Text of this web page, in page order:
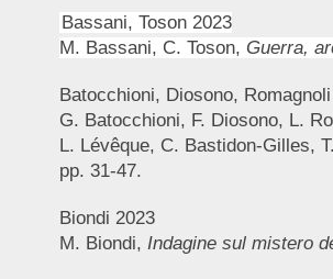
Bassani, Toson 2023
M. Bassani, C. Toson, Guerra,
Batocchioni, Diosono,
G. Batocchioni, F. Diosono, L.
L. Lévêque, C. Bastidon-Gilles,
pp. 31-47.
Biondi 2023
M. Biondi, Indagine sul mistero